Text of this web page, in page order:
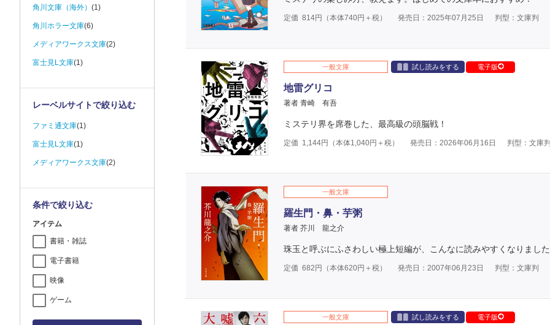
定価 814円（本体740円＋税） 発売日：2025年07月25日 判型：文庫判
一般文庫 試し読みをする 電子版
地雷グリコ
著者 青崎 有吾
ミステリ界を席巻した、最高級の頭脳戦！
定価 1,144円（本体1,040円＋税） 発売日：2026年06月16日 判型：文庫
一般文庫
羅生門・鼻・芋粥
著者 芥川 龍之介
珠玉と呼ぶにふさわしい極上短編が、こんなに読みやすくなりまし
定価 682 円（本体620円＋税） 発売日：2007年06月23日 判型：文庫判
一般文庫 試し読みをする 電子版
角川文庫（海外） (1)
角川ホラー文庫(6)
メディアワークス文庫(2)
富士見L文庫(1)
レーベルサイトで絞り込む
ファミ通文庫(1)
富士見L文庫(1)
メディアワークス文庫(2)
条件で絞り込む
アイテム
書籍・雑誌
電子書籍
映像
ゲーム